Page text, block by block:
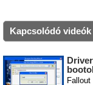
Kapcsolódó videók
Fallout